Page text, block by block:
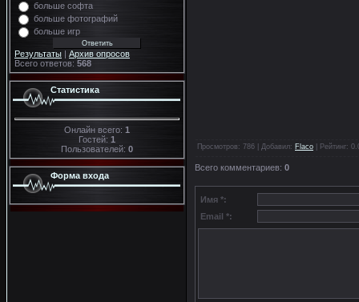
больше софта
больше фотографий
больше игр
Результаты | Архив опросов
Всего ответов: 568
Статистика
Онлайн всего: 1
Гостей: 1
Пользователей: 0
Форма входа
Просмотров : 786 | Добавил: Flaco Рейтинг:
Всего комментариев: 0
Имя *:
Email *: